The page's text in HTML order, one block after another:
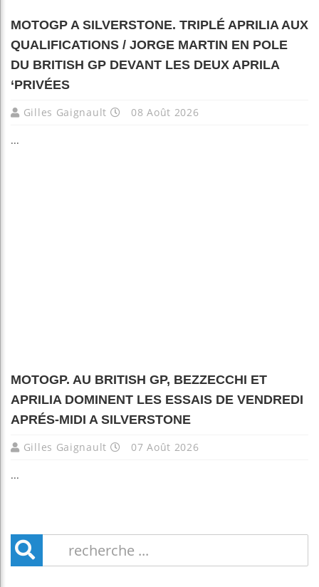
MOTOGP A SILVERSTONE. TRIPLÉ APRILIA AUX
QUALIFICATIONS / JORGE MARTIN EN POLE
DU BRITISH GP DEVANT LES DEUX APRILA
‘PRIVÉES
Gilles Gaignault 08 Août 2026
...
MOTOGP. AU BRITISH GP, BEZZECCHI ET
APRILIA DOMINENT LES ESSAIS DE VENDREDI
APRÉS-MIDI A SILVERSTONE
Gilles Gaignault 07 Août 2026
...